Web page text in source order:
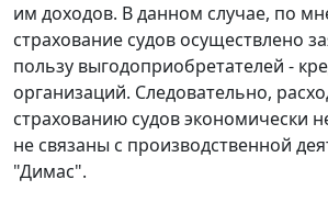
им доходов. В данном случае, по
страхование судов осуществлено
пользу выгодоприобретателей -
организаций. Следовательно,
страхованию судов экономически
не связаны с производственной
"Димас".